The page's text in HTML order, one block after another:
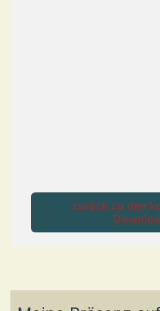
zurück zu den